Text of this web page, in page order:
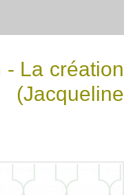
- La création